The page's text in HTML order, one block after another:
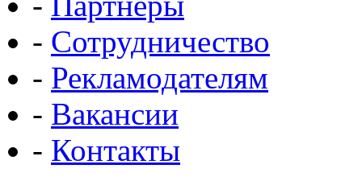
- Сотрудничество
- Рекламодателям
- Вакансии
- Контакты